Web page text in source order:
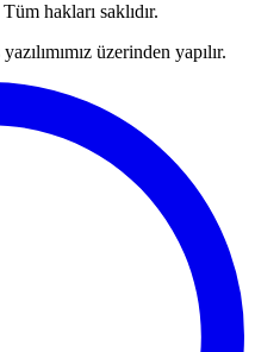
hakları saklıdır.
üzerinden yapılır.